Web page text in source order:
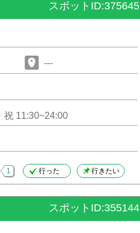
スポットID:375645
---
祝 11:30~24:00
1 行った 行きたい
スポットID:355144